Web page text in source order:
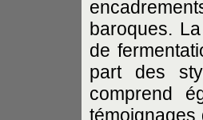
baroques.
de
part des
comprend
témoignages